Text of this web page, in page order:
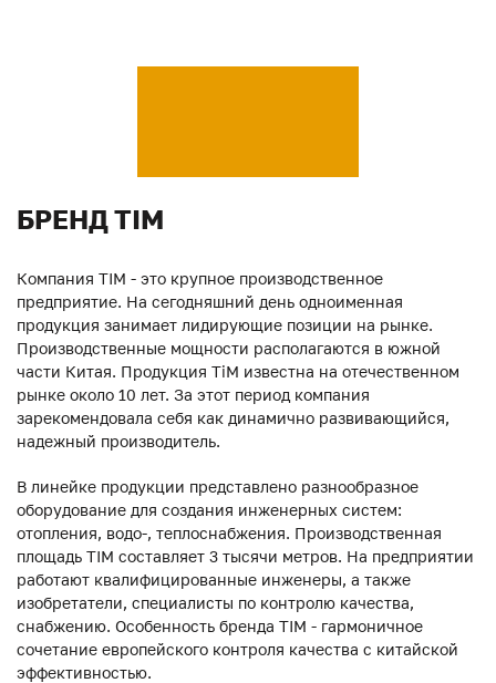
БРЕНД TIM
Компания TIM - это крупное производственное
предприятие. На сегодняшний день одноименная
продукция занимает лидирующие позиции на рынке.
Производственные мощности располагаются в южной
части Китая. Продукция ТiM известна на отечественном
рынке около 10 лет. За этот период компания
зарекомендовала себя как динамично развивающийся,
надежный производитель.
В линейке продукции представлено разнообразное
оборудование для создания инженерных систем:
отопления, водо-, теплоснабжения. Производственная
площадь TIM составляет 3 тысячи метров. На предприятии
работают квалифицированные инженеры, а также
изобретатели, специалисты по контролю качества,
снабжению. Особенность бренда TIM - гармоничное
сочетание европейского контроля качества с китайской
эффективностью.